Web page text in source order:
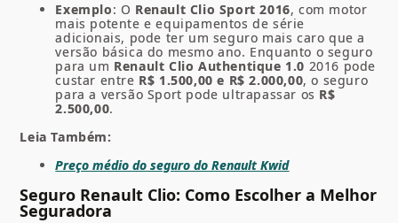
Exemplo: O Renault Clio Sport 2016, com motor
mais potente e equipamentos de série
adicionais, pode ter um seguro mais caro que a
versão básica do mesmo ano. Enquanto o seguro
para um Renault Clio Authentique 1.0 2016 pode
custar entre R$ 1.500,00 e R$ 2.000,00, o seguro
para a versão Sport pode ultrapassar os R$
2.500,00.
Leia Também:
Preço médio do seguro do Renault Kwid
Seguro Renault Clio: Como Escolher a Melhor
Seguradora